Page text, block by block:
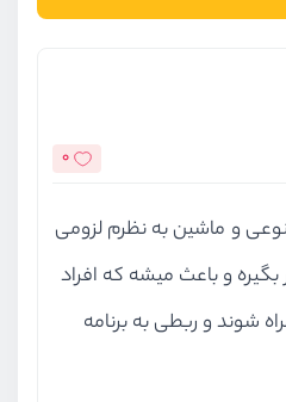
0
و ماشین به نظرم لزومی
بگیره و باعث میشه که افراد
شوند و ربطی به برنامه